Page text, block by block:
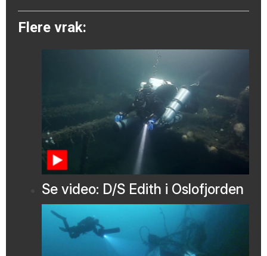
Flere vrak:
Se video: D/S Edith i Oslofjorden